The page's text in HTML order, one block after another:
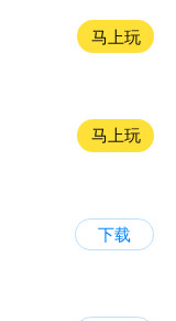
马上玩
马上玩
下载